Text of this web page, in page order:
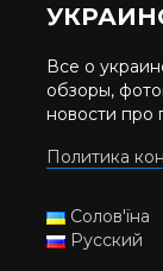
Все о
обзоры,
новости про
Политика
Солов'їна
Русский